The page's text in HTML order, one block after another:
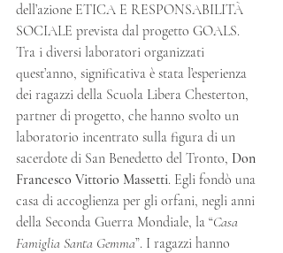
dell’azione ETICA E RESPONSABILITÀ
SOCIALE prevista dal progetto GOALS.
Tra i diversi laboratori organizzati
quest’anno, significativa è stata l’esperienza
dei ragazzi della Scuola Libera Chesterton,
partner di progetto, che hanno svolto un
laboratorio incentrato sulla figura di un
sacerdote di San Benedetto del Tronto, Don
Francesco Vittorio Massetti. Egli fondò una
casa di accoglienza per gli orfani, negli anni
della Seconda Guerra Mondiale, la “Casa
Famiglia Santa Gemma”. I ragazzi hanno